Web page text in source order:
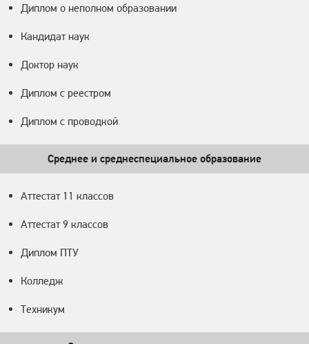
Диплом о неполном образовании
Кандидат наук
Доктор наук
Диплом с реестром
Диплом с проводкой
Среднее и среднеспециальное образование
Аттестат 11 классов
Аттестат 9 классов
Диплом ПТУ
Колледж
Техникум